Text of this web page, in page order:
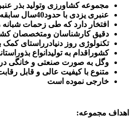
مجموعه کشاورزی وتولید بذر
عنبری یزدی با حدود40سال سابقه در امر کشاورزی
افتخار دارد که طی زحمات
دقیق کارشناسان ومتخصصان
تکنولوژی روز دنیادرراستای کمک
کشوراقدام به تولیدانواع
وگل به صورت صنعتی و خانگی
متنوع با کیفیت عالی و قابل رقابت
خارجی نموده است
اهداف مجموعه: